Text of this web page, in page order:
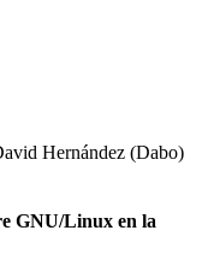
Hernández (Dabo)
GNU/Linux en la